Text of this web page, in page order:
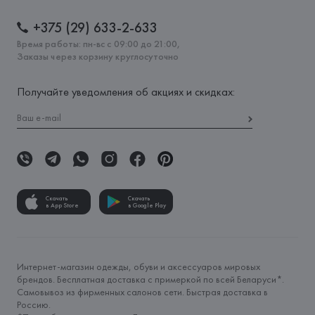
+375 (29) 633-2-633
Время работы: пн-вс с 09:00 до 21:00,
Заказы через корзину круглосуточно
Получайте уведомления об акциях и скидках:
Скачать
в App Store
Скачать
в Google Play
Интернет-магазин одежды, обуви и аксессуаров мировых
брендов. Бесплатная доставка с примеркой по всей Беларуси*.
Самовывоз из фирменных салонов сети. Быстрая доставка в
Россию.